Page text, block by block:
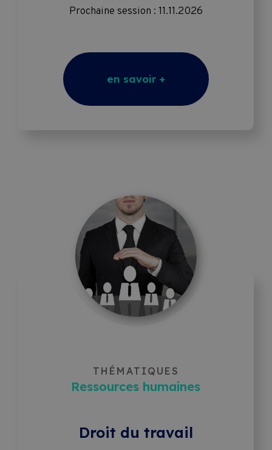
Prochaine session : 11.11.2026
en savoir +
THÉMATIQUES
Ressources humaines
Droit du travail